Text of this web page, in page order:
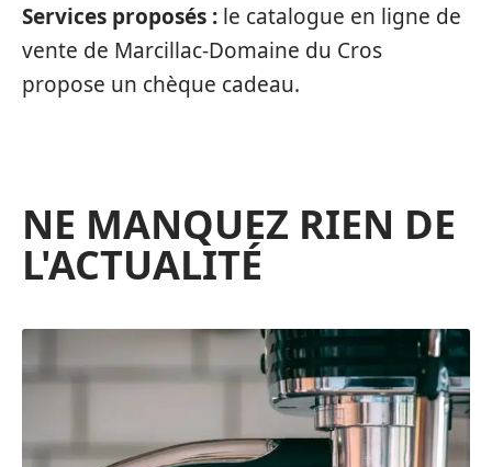
Services proposés : le catalogue en ligne de
vente de Marcillac-Domaine du Cros
propose un chèque cadeau.
NE MANQUEZ RIEN DE
L'ACTUALITÉ